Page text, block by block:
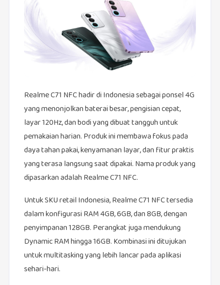
Realme C71 NFC hadir di Indonesia sebagai ponsel 4G
yang menonjolkan baterai besar, pengisian cepat,
layar 120Hz, dan bodi yang dibuat tangguh untuk
pemakaian harian. Produk ini membawa fokus pada
daya tahan pakai, kenyamanan layar, dan fitur praktis
yang terasa langsung saat dipakai. Nama produk yang
dipasarkan adalah Realme C71 NFC.
Untuk SKU retail Indonesia, Realme C71 NFC tersedia
dalam konfigurasi RAM 4GB, 6GB, dan 8GB, dengan
penyimpanan 128GB. Perangkat juga mendukung
Dynamic RAM hingga 16GB. Kombinasi ini ditujukan
untuk multitasking yang lebih lancar pada aplikasi
sehari-hari.